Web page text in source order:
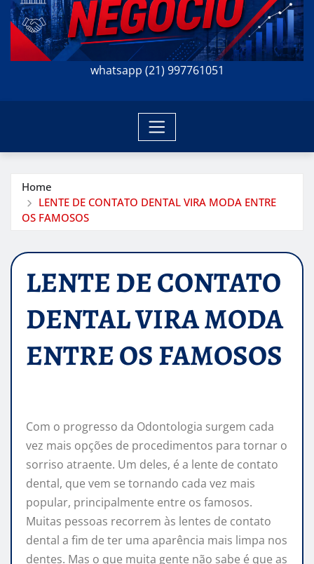
whatsapp (21) 997761051
Home
LENTE DE CONTATO DENTAL VIRA MODA ENTRE
OS FAMOSOS
LENTE DE CONTATO
DENTAL VIRA MODA
ENTRE OS FAMOSOS
Com o progresso da Odontologia surgem cada
vez mais opções de procedimentos para tornar o
sorriso atraente. Um deles, é a lente de contato
dental, que vem se tornando cada vez mais
popular, principalmente entre os famosos.
Muitas pessoas recorrem às lentes de contato
dental a fim de ter uma aparência mais limpa nos
dentes. Mas o que muita gente não sabe é que as